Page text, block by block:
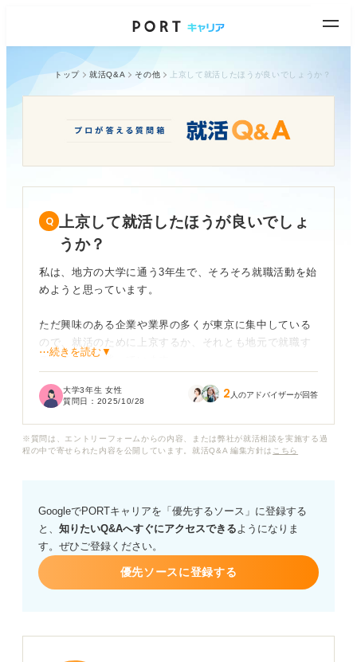
トップ 就活Q&A その他 上京して就活したほうが良いでしょうか？
上京して就活したほうが良いでしょ
うか？
私は、地方の大学に通う3年生で、そろそろ就職活動を始
めようと思っています。
ただ興味のある企業や業界の多くが東京に集中している
ので、就活のために上京するか、それとも地元で就職す
るかでとても迷っています。
上京して就活をすることのメリットやデメリット、費用
⋯続きを読む▼
大学3年生 女性
質問日： 2025/10/28 2 人のアドバイザーが回答
※質問は、エントリーフォームからの内容、または弊社が就活相談を実施する過
程の中で寄せられた内容を公開しています。就活Q&A 編集方針は こちら
GoogleでPORTキャリアを「優先するソース」に登録する
と、 知りたいQ&Aへすぐにアクセスできるようになりま
す。ぜひご登録ください。
優先ソースに登録する